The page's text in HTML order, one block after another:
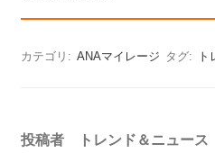
カテゴリ: ANAマイレージ タグ: ト
投稿者 トレンド＆ニュース